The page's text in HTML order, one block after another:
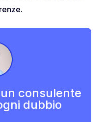
consulente
dubbio